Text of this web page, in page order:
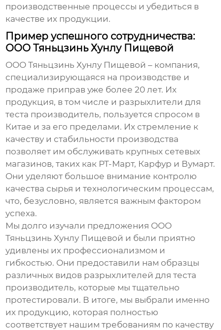
производственные процессы и убедиться в
качестве их продукции.
Пример успешного сотрудничества:
ООО Тяньцзинь Хунлу Пищевой
ООО Тяньцзинь Хунлу Пищевой – компания,
специализирующаяся на производстве и
продаже приправ уже более 20 лет. Их
продукция, в том числе и разрыхлители для
теста производитель, пользуется спросом в
Китае и за его пределами. Их стремление к
качеству и стабильности производства
позволяет им обслуживать крупных сетевых
магазинов, таких как РТ-Март, Карфур и Вумарт.
Они уделяют большое внимание контролю
качества сырья и технологическим процессам,
что, безусловно, является важным фактором
успеха.
Мы долго изучали предложения ООО
Тяньцзинь Хунлу Пищевой и были приятно
удивлены их профессионализмом и
гибкостью. Они предоставили нам образцы
различных видов разрыхлителей для теста
производитель, которые мы тщательно
протестировали. В итоге, мы выбрали именно
их продукцию, которая полностью
соответствует нашим требованиям по качеству